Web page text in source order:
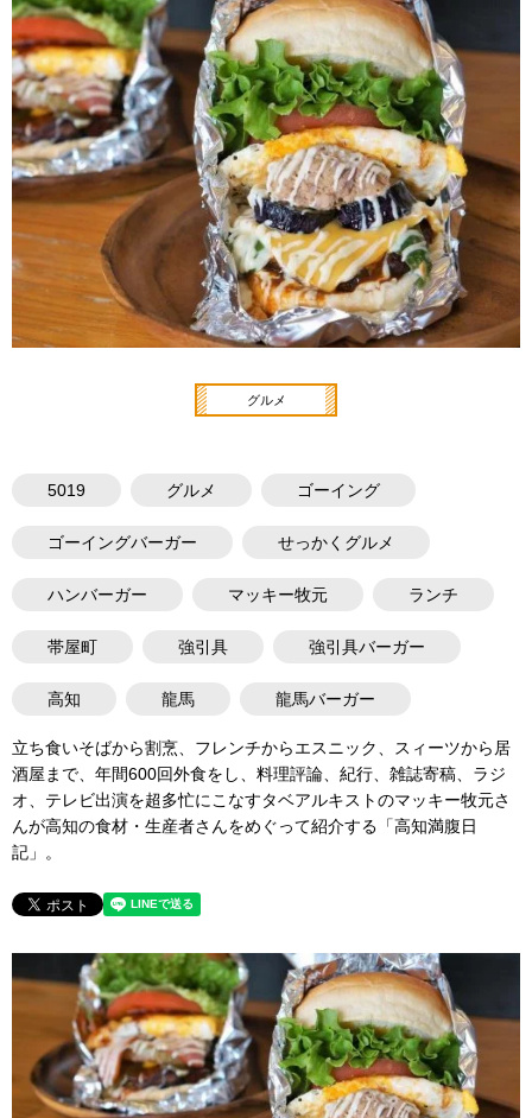
グルメ
5019 グルメ ゴーイング
ゴーイングバーガー せっかくグルメ
ハンバーガー マッキー牧元 ランチ
帯屋町 強引具 強引具バーガー
高知 龍馬 龍馬バーガー
立ち食いそばから割烹、フレンチからエスニック、スィーツから居
酒屋まで、年間600回外食をし、料理評論、紀行、雑誌寄稿、ラジ
オ、テレビ出演を超多忙にこなすタベアルキストのマッキー牧元さ
んが高知の食材・生産者さんをめぐって紹介する「高知満腹日
記」。